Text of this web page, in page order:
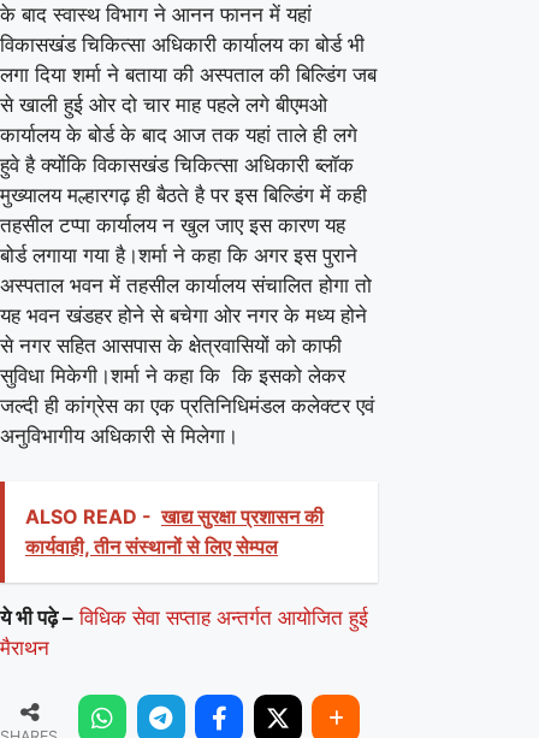
के बाद स्वास्थ विभाग ने आनन फानन में यहां
विकासखंड चिकित्सा अधिकारी कार्यालय का बोर्ड भी
लगा दिया शर्मा ने बताया की अस्पताल की बिल्डिंग जब
से खाली हुई ओर दो चार माह पहले लगे बीएमओ
कार्यालय के बोर्ड के बाद आज तक यहां ताले ही लगे
हुवे है क्योंकि विकासखंड चिकित्सा अधिकारी ब्लॉक
मुख्यालय मल्हारगढ़ ही बैठते है पर इस बिल्डिंग में कही
तहसील टप्पा कार्यालय न खुल जाए इस कारण यह
बोर्ड लगाया गया है।शर्मा ने कहा कि अगर इस पुराने
अस्पताल भवन में तहसील कार्यालय संचालित होगा तो
यह भवन खंडहर होने से बचेगा ओर नगर के मध्य होने
से नगर सहित आसपास के क्षेत्रवासियों को काफी
सुविधा मिकेगी।शर्मा ने कहा कि कि इसको लेकर
जल्दी ही कांग्रेस का एक प्रतिनिधिमंडल कलेक्टर एवं
अनुविभागीय अधिकारी से मिलेगा।
ALSO READ - खाद्य सुरक्षा प्रशासन की
कार्यवाही, तीन संस्थानों से लिए सेम्पल
ये भी पढ़े – विधिक सेवा सप्ताह अन्तर्गत आयोजित हुई
मैराथन